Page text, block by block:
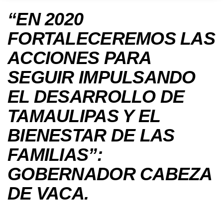
“EN 2020
FORTALECEREMOS LAS
ACCIONES PARA
SEGUIR IMPULSANDO
EL DESARROLLO DE
TAMAULIPAS Y EL
BIENESTAR DE LAS
FAMILIAS”:
GOBERNADOR CABEZA
DE VACA.